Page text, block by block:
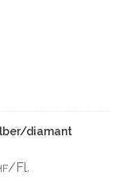
diamant
/Fl.